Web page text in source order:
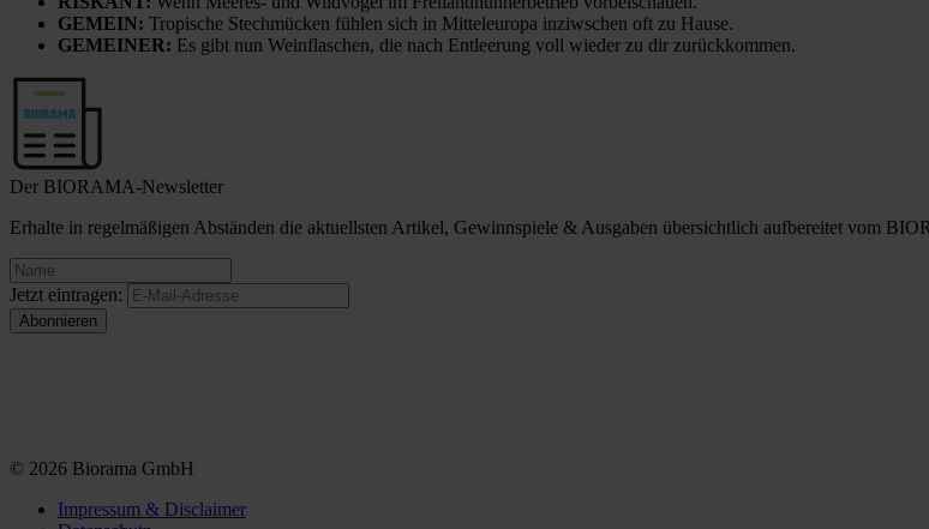
GEMEIN: Tropische Stechmücken fühlen sich in Mitteleuropa inziwschen oft zu Hause.
GEMEINER: Es gibt nun Weinflaschen, die nach Entleerung voll wieder zu dir zurückkommen.
Der BIORAMA-Newsletter
Erhalte in regelmäßigen Abständen die aktuellsten Artikel, Gewinnspiele & Ausgaben übersichtlich aufbereitet vom
Jetzt eintragen:
© 2026 Biorama GmbH
Impressum & Disclaimer